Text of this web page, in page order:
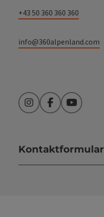
+43 50 360 360 360
info@360alpenland.com
InstagramFacebookYouTube
Kontaktformular